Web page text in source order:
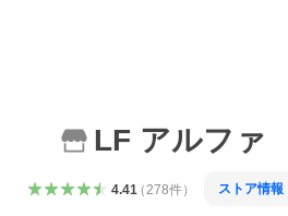
LF アルファ
4.41（ 278件） ストア情報